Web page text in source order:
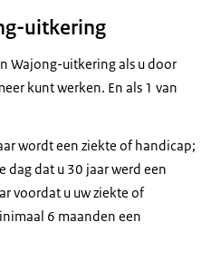
uitkering
Wajong-uitkering als u door
kunt werken. En als 1 van
wordt een ziekte of handicap;
dag dat u 30 jaar werd een
voordat u uw ziekte of
6 maanden een